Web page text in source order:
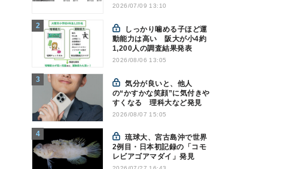
2026/07/09 13:10
動能力は高い 阪大が小4約
1,200人の調査結果発表
2026/08/06 13:05
気分が良いと、他人
の“かすかな笑顔”に気付きや
すくなる 理科大など発見
2026/08/07 15:05
琉球大、宮古島沖で世界
2例目・日本初記録の「コモ
レビアゴアマダイ」発見